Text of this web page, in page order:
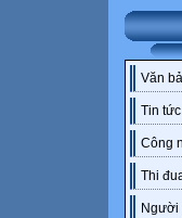
Văn
Tin
Công
Thi
Người